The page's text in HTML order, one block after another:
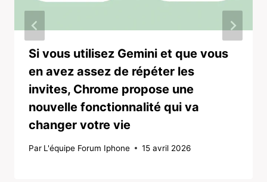
Si vous utilisez Gemini et que vous
en avez assez de répéter les
invites, Chrome propose une
nouvelle fonctionnalité qui va
changer votre vie
Par L'équipe Forum Iphone 15 avril 2026